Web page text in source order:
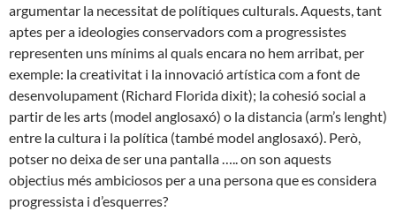
argumentar la necessitat de polítiques culturals. Aquests, tant
aptes per a ideologies conservadors com a progressistes
representen uns mínims al quals encara no hem arribat, per
exemple: la creativitat i la innovació artística com a font de
desenvolupament (Richard Florida dixit); la cohesió social a
partir de les arts (model anglosaxó) o la distancia (arm’s lenght)
entre la cultura i la política (també model anglosaxó). Però,
potser no deixa de ser una pantalla ….. on son aquests
objectius més ambiciosos per a una persona que es considera
progressista i d’esquerres?